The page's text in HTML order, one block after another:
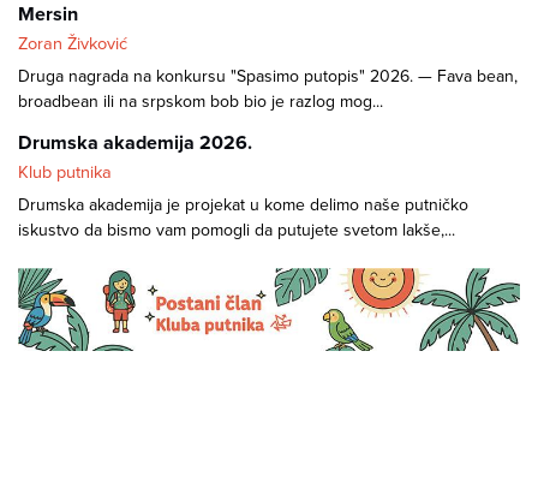
Mersin
Zoran Živković
Druga nagrada na konkursu "Spasimo putopis" 2026. — Fava bean,
broadbean ili na srpskom bob bio je razlog mog...
Drumska akademija 2026.
Klub putnika
Drumska akademija je projekat u kome delimo naše putničko
iskustvo da bismo vam pomogli da putujete svetom lakše,...